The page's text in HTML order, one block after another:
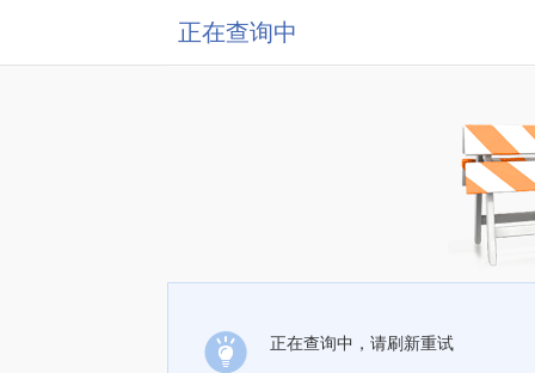
正在查询中
正在查询中，请刷新重试